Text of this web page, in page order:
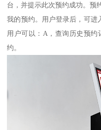
台，并提示此次预约成功。预
我的预约。用户登录后，可进
用户可以：A，查询历史预约
约。